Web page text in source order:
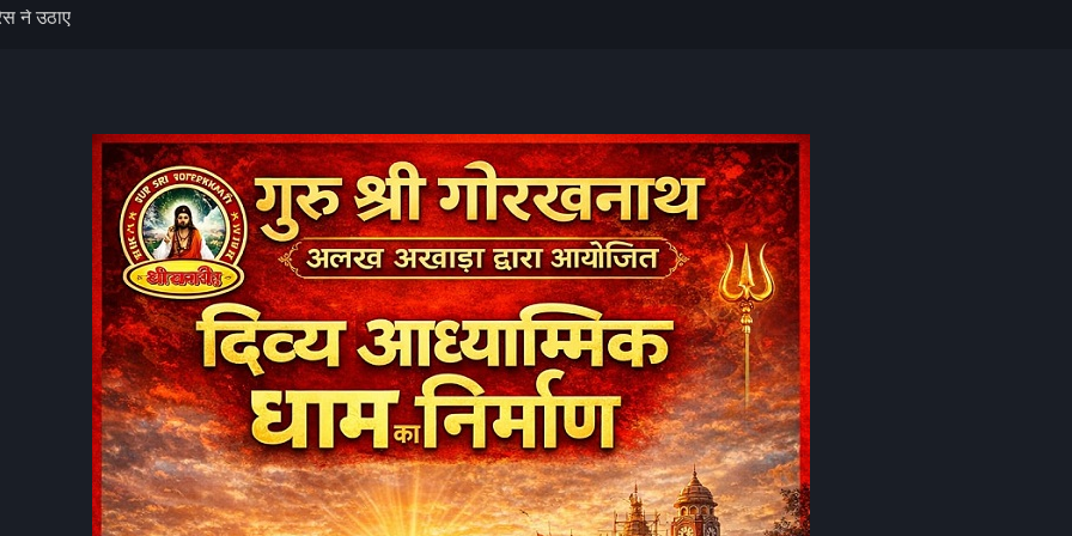
या अपचन का
जांच की मांग